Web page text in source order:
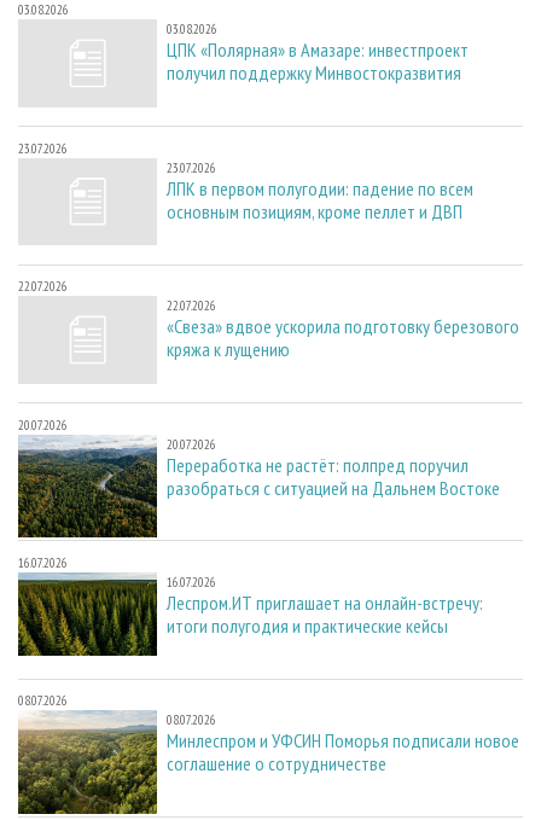
03.08.2026
03.08.2026
ЦПК «Полярная» в Амазаре: инвестпроект
получил поддержку Минвостокразвития
23.07.2026
23.07.2026
ЛПК в первом полугодии: падение по всем
основным позициям, кроме пеллет и ДВП
22.07.2026
22.07.2026
«Свеза» вдвое ускорила подготовку березового
кряжа к лущению
20.07.2026
20.07.2026
Переработка не растёт: полпред поручил
разобраться с ситуацией на Дальнем Востоке
16.07.2026
16.07.2026
Леспром.ИТ приглашает на онлайн-встречу:
итоги полугодия и практические кейсы
08.07.2026
08.07.2026
Минлеспром и УФСИН Поморья подписали новое
соглашение о сотрудничестве